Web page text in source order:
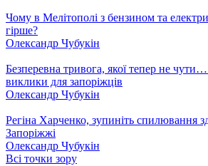
Чому в Мелітополі з бензином та
гірше?
Олександр Чубукін
Безперевна тривога, якої тепер не
виклики для запоріжців
Олександр Чубукін
Регіна Харченко, зупиніть спилювання
Запоріжжі
Олександр Чубукін
Всі точки зору